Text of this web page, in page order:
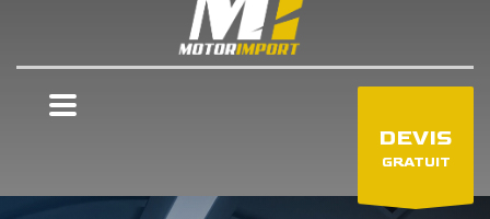
DEVIS
GRATUIT